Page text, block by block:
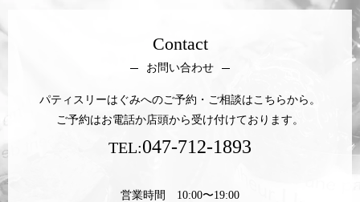
Contact
お問い合わせ
パティスリーはぐみへのご予約・ご相談はこちらから。
ご予約はお電話か店頭から受け付けております。
TEL:047-712-1893
営業時間 10:00〜19:00